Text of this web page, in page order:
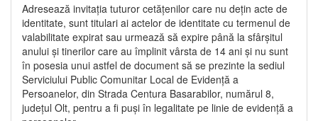
Adresează invitația tuturor cetățenilor care nu dețin acte de
identitate, sunt titulari ai actelor de identitate cu termenul de
valabilitate expirat sau urmează să expire până la sfârșitul
anului și tinerilor care au împlinit vârsta de 14 ani și nu sunt
în posesia unui astfel de document să se prezinte la sediul
Serviciului Public Comunitar Local de Evidență a
Persoanelor, din Strada Centura Basarabilor, numărul 8,
județul Olt, pentru a fi puși în legalitate pe linie de evidență a